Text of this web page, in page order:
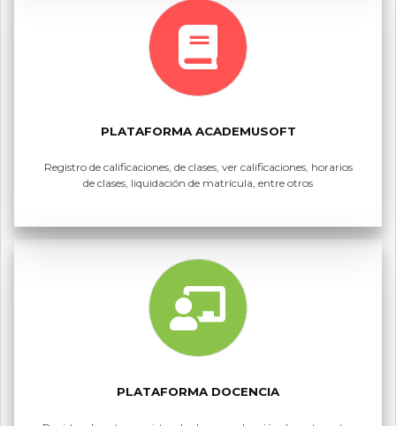
PLATAFORMA ACADEMUSOFT
Registro de calificaciones, de clases, ver calificaciones, horarios
de clases, liquidación de matrícula, entre otros
PLATAFORMA DOCENCIA